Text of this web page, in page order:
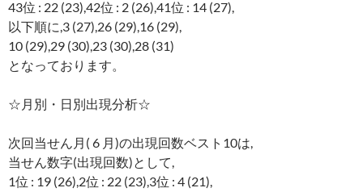
43位 : 22 (23),42位 : 2 (26),41位 : 14 (27),
以下順に,3 (27),26 (29),16 (29),
10 (29),29 (30),23 (30),28 (31)
となっております。
☆月別・日別出現分析☆
次回当せん月( 6 月)の出現回数ベスト10は,
当せん数字(出現回数)として,
1位 : 19 (26),2位 : 22 (23),3位 : 4 (21),